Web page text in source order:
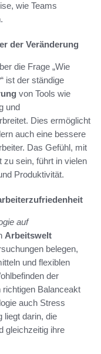
wie Teams
der Veränderung
die Frage „Wie
ist der ständige
von Tools wie
und
Dies ermöglicht
auch eine bessere
Das Gefühl, mit
zu sein, führt in vielen
Produktivität.
auf
Arbeitswelt
belegen,
und flexiblen
der
Balanceakt
auch Stress
liegt darin, die
gleichzeitig ihre